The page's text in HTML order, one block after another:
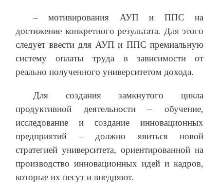
– мотивирования АУП и ППС на
достижение конкретного результата. Для этого
следует ввести для АУП и ППС премиальную
систему оплаты труда в зависимости от
реально полученного университетом дохода.
Для создания замкнутого цикла
продуктивной деятельности – обучение,
исследование и создание инновационных
предприятий – должно явиться новой
стратегией университета, ориентированной на
производство инновационных идей и кадров,
которые их несут и внедряют.